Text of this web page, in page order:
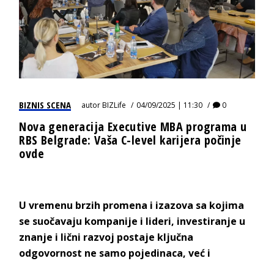
BIZNIS SCENA autorBIZLife 04/09/2025 | 11:30 0
Nova generacija Executive MBA programa u
RBS Belgrade: Vaša C-level karijera počinje
ovde
U vremenu brzih promena i izazova sa kojima
se suočavaju kompanije i lideri, investiranje u
znanje i lični razvoj postaje ključna
odgovornost ne samo pojedinaca, već i